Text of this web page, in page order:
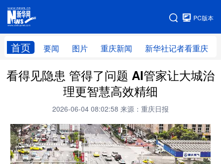
PC版本
首页 要闻 图片 重庆新闻 新华社记者看重庆
网站地图
看得见隐患 管得了问题 AI管家让大城治
理更智慧高效精细
2026-06-04 08:02:58 来源：重庆日报